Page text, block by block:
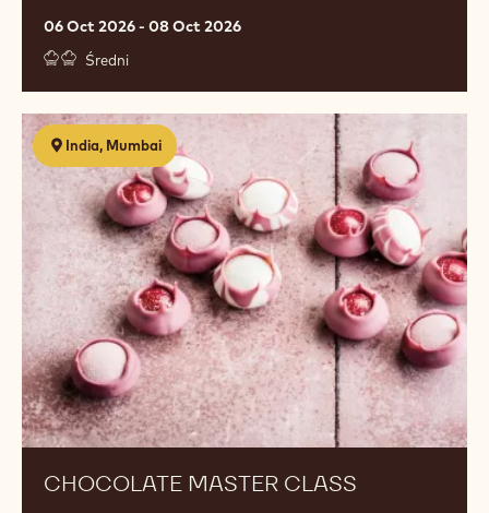
06 Oct 2026 - 08 Oct 2026
Średni
India, Mumbai
CHOCOLATE MASTER CLASS
Chocolate
Master
Class